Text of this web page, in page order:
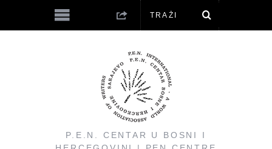
P.E.N. CENTAR U BOSNI I